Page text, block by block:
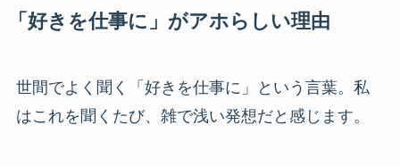
「好きを仕事に」がアホらしい理由
世間でよく聞く「好きを仕事に」という言葉。私
はこれを聞くたび、雑で浅い発想だと感じます。